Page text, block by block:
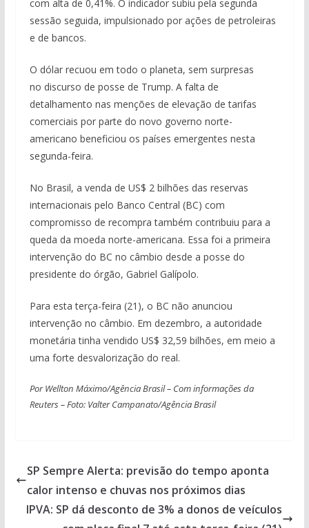
com alta de 0,41%. O indicador subiu pela segunda
sessão seguida, impulsionado por ações de petroleiras
e de bancos.
O dólar recuou em todo o planeta, sem surpresas
no discurso de posse de Trump. A falta de
detalhamento nas menções de elevação de tarifas
comerciais por parte do novo governo norte-
americano beneficiou os países emergentes nesta
segunda-feira.
No Brasil, a venda de US$ 2 bilhões das reservas
internacionais pelo Banco Central (BC) com
compromisso de recompra também contribuiu para a
queda da moeda norte-americana. Essa foi a primeira
intervenção do BC no câmbio desde a posse do
presidente do órgão, Gabriel Galípolo.
Para esta terça-feira (21), o BC não anunciou
intervenção no câmbio. Em dezembro, a autoridade
monetária tinha vendido US$ 32,59 bilhões, em meio a
uma forte desvalorização do real.
Por Wellton Máximo/Agência Brasil – Com informações da
Reuters – Foto: Valter Campanato/Agência Brasil
SP Sempre Alerta: previsão do tempo aponta
calor intenso e chuvas nos próximos dias
IPVA: SP dá desconto de 3% a donos de veículos